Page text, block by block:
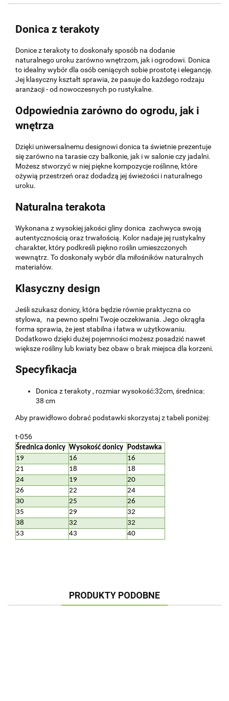
Donica z terakoty
Donice z terakoty to doskonały sposób na dodanie
naturalnego uroku zarówno wnętrzom, jak i ogrodowi. Donica
to idealny wybór dla osób ceniących sobie prostotę i elegancję.
Jej klasyczny kształt sprawia, że pasuje do każdego rodzaju
aranżacji - od nowoczesnych po rustykalne.
Odpowiednia zarówno do ogrodu, jak i
wnętrza
Dzięki uniwersalnemu designowi donica ta świetnie prezentuje
się zarówno na tarasie czy balkonie, jak i w salonie czy jadalni.
Możesz stworzyć w niej piękne kompozycje roślinne, które
ożywią przestrzeń oraz dodadzą jej świeżości i naturalnego
uroku.
Naturalna terakota
Wykonana z wysokiej jakości gliny donica zachwyca swoją
autentycznością oraz trwałością. Kolor nadaje jej rustykalny
charakter, który podkreśli piękno roślin umieszczonych
wewnątrz. To doskonały wybór dla miłośników naturalnych
materiałów.
Klasyczny design
Jeśli szukasz donicy, która będzie równie praktyczna co
stylowa, na pewno spełni Twoje oczekiwania. Jego okrągła
forma sprawia, że jest stabilna i łatwa w użytkowaniu.
Dodatkowo dzięki dużej pojemności możesz posadzić nawet
większe rośliny lub kwiaty bez obaw o brak miejsca dla korzeni.
Specyfikacja
Donica z terakoty , rozmiar wysokość:32cm, średnica:
38 cm
Aby prawidłowo dobrać podstawki skorzystaj z tabeli poniżej:
t-056
Średnica donicy Wysokość donicy
Podstawka
19
16
16
21
18
18
24
19
20
26
22
24
30
25
26
35
29
32
38
32
32
53
43 40
PRODUKTY PODOBNE